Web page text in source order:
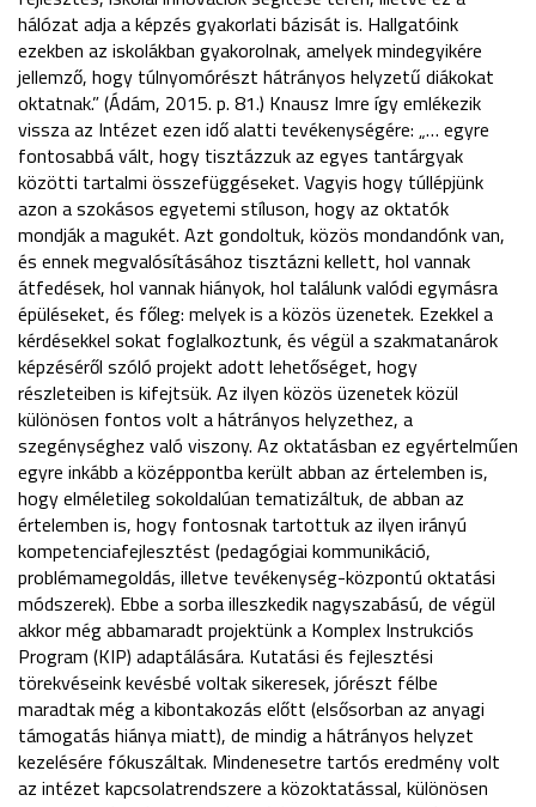
hálózat adja a képzés gyakorlati bázisát is. Hallgatóink
ezekben az iskolákban gyakorolnak, amelyek mindegyikére
jellemző, hogy túlnyomórészt hátrányos helyzetű diákokat
oktatnak.” (Ádám, 2015. p. 81.) Knausz Imre így emlékezik
vissza az Intézet ezen idő alatti tevékenységére: „… egyre
fontosabbá vált, hogy tisztázzuk az egyes tantárgyak
közötti tartalmi összefüggéseket. Vagyis hogy túllépjünk
azon a szokásos egyetemi stíluson, hogy az oktatók
mondják a magukét. Azt gondoltuk, közös mondandónk van,
és ennek megvalósításához tisztázni kellett, hol vannak
átfedések, hol vannak hiányok, hol találunk valódi egymásra
épüléseket, és főleg: melyek is a közös üzenetek. Ezekkel a
kérdésekkel sokat foglalkoztunk, és végül a szakmatanárok
képzéséről szóló projekt adott lehetőséget, hogy
részleteiben is kifejtsük. Az ilyen közös üzenetek közül
különösen fontos volt a hátrányos helyzethez, a
szegénységhez való viszony. Az oktatásban ez egyértelműen
egyre inkább a középpontba került abban az értelemben is,
hogy elméletileg sokoldalúan tematizáltuk, de abban az
értelemben is, hogy fontosnak tartottuk az ilyen irányú
kompetenciafejlesztést (pedagógiai kommunikáció,
problémamegoldás, illetve tevékenység-központú oktatási
módszerek). Ebbe a sorba illeszkedik nagyszabású, de végül
akkor még abbamaradt projektünk a Komplex Instrukciós
Program (KIP) adaptálására. Kutatási és fejlesztési
törekvéseink kevésbé voltak sikeresek, jórészt félbe
maradtak még a kibontakozás előtt (elsősorban az anyagi
támogatás hiánya miatt), de mindig a hátrányos helyzet
kezelésére fókuszáltak. Mindenesetre tartós eredmény volt
az intézet kapcsolatrendszere a közoktatással, különösen